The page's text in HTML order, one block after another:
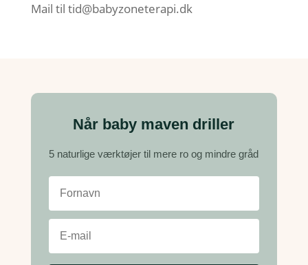
Mail til tid@babyzoneterapi.dk
Når baby maven driller
5 naturlige værktøjer til mere ro og mindre gråd